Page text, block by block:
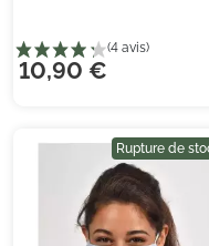
10,90 €
Rupture de